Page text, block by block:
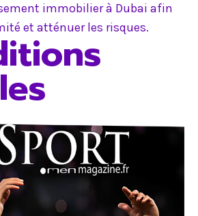
immobilier à Dubai afin
et atténuer les risques.